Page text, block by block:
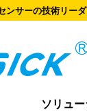
ンサーの技術リー
ソリュ